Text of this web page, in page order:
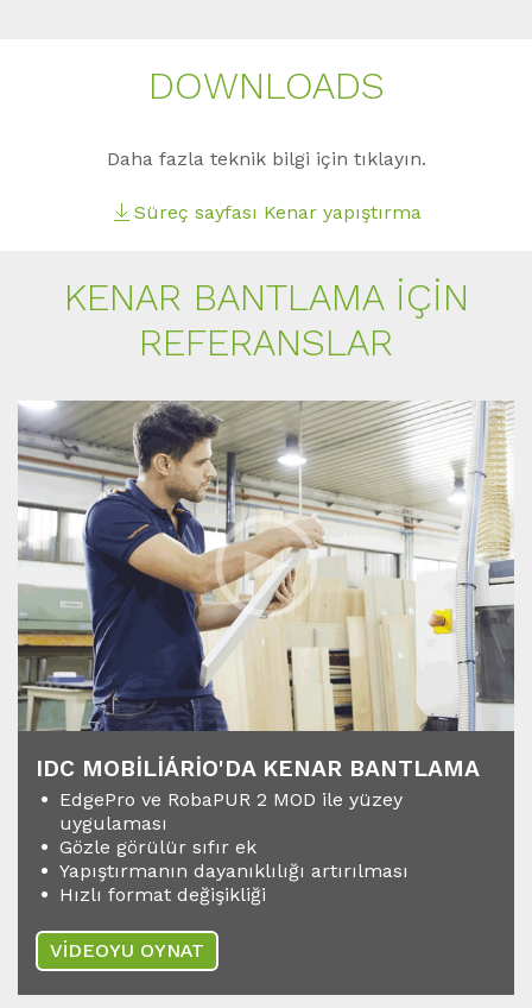
DOWNLOADS
Daha fazla teknik bilgi için tıklayın.
Süreç sayfası Kenar yapıştırma
KENAR BANTLAMA IÇIN
REFERANSLAR
IDC MOBILIÁRIO'DA KENAR BANTLAMA
EdgePro ve RobaPUR 2 MOD ile yüzey
uygulaması
Gözle görülür sıfır ek
Yapıştırmanın dayanıklılığı artırılması
Hızlı format değişikliği
VİDEOYU OYNAT